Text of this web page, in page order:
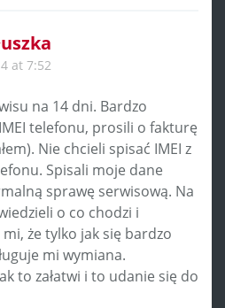
at 7:52
na 14 dni. Bardzo
telefonu, prosili o fakturę
Nie chcieli spisać IMEI z
Spisali moje dane
sprawę serwisową. Na
o co chodzi i
że tylko jak się bardzo
mi wymiana.
to załatwi i to udanie się do